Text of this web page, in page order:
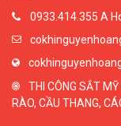
0933.414.355 A
THI CÔNG SẮT
RÀO, CẦU THANG,